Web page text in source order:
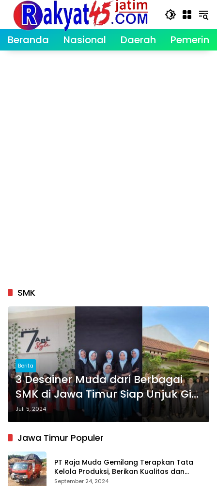
Langsung
konten
Beranda Nasional Daerah
SMK
Berita
3 Desainer Muda dari Berbagai
SMK di Jawa Timur Siap Unjuk Gigi
di VOI Fashion Day 2024
Juli 5, 2024
Jawa Timur Populer
PT Raja Muda Gemilang Terapkan Tata
Kelola Produksi, Berikan Kualitas dan
Keselamatan Kerja Terbaik
September 24, 2024